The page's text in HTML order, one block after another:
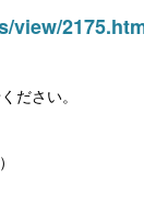
view/
ださい。